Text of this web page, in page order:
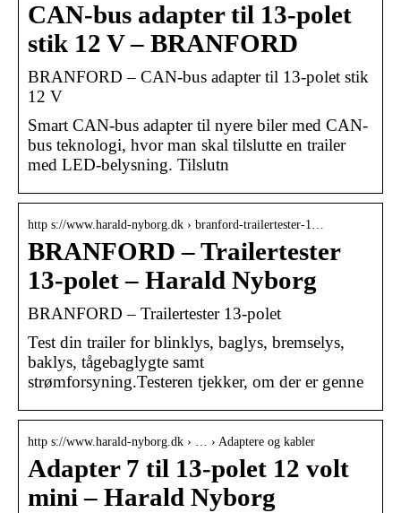
CAN-bus adapter til 13-polet
stik 12 V – BRANFORD
BRANFORD – CAN-bus adapter til 13-polet stik
12 V
Smart CAN-bus adapter til nyere biler med CAN-
bus teknologi, hvor man skal tilslutte en trailer
med LED-belysning. Tilslutn
http s://www.harald-nyborg.dk › branford-trailertester-1…
BRANFORD – Trailertester
13-polet – Harald Nyborg
BRANFORD – Trailertester 13-polet
Test din trailer for blinklys, baglys, bremselys,
baklys, tågebaglygte samt
strømforsyning.Testeren tjekker, om der er genne
http s://www.harald-nyborg.dk › … › Adaptere og kabler
Adapter 7 til 13-polet 12 volt
mini – Harald Nyborg